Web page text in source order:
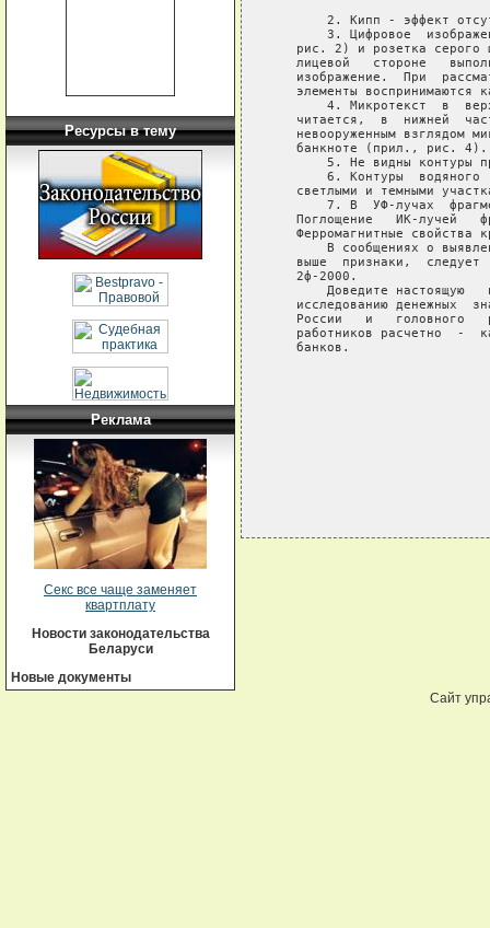
Ресурсы в тему
Реклама
Секс все чаще заменяет
квартплату
Новости законодательства
Беларуси
Новые документы
2. Кипп - эффект
3. Цифровое
рис. 2) и розетка серого
лицевой   стороне
изображение.  При
элементы воспринимаются
4. Микротекст  в
читается,  в  нижней
невооруженным взглядом
   банкноте (прил., рис. 4).
5. Не видны контуры
6. Контуры  водяного
светлыми и темными
7. В  УФ-лучах
Поглощение   ИК-лучей
Ферромагнитные свойства
В сообщениях о
выше  признаки,  следует
   2ф-2000.
Доведите настоящую
исследованию денежных
России   и   головного
работников расчетно  -
   банков.
Сайт